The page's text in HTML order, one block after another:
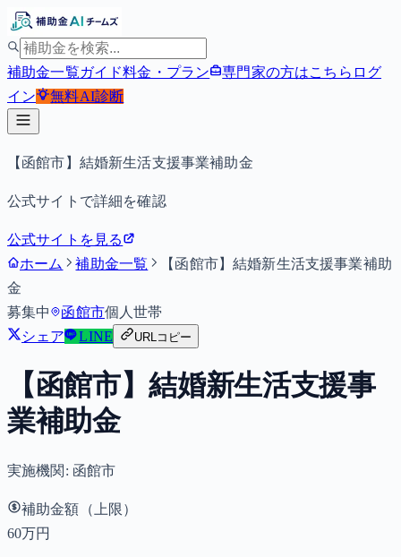
補助金一覧ガイド料金・プラン 専門家の方はこちら ログ
イン
無料AI診断
【函館市】結婚新生活支援事業補助金
公式サイトで詳細を確認
公式サイトを見る
ホーム
補助金一覧
【函館市】結婚新生活支援事業補助
金
募集中
函館市個人世帯
シェア
LINE URLコピー
【函館市】結婚新生活支援事
業補助金
実施機関: 函館市
補助金額（上限）
60万円